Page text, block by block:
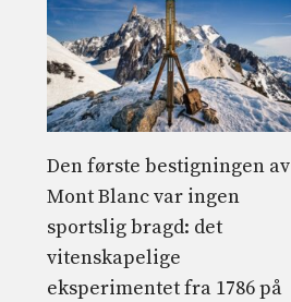
Den første bestigningen av
Mont Blanc var ingen
sportslig bragd: det
vitenskapelige
eksperimentet fra 1786 på